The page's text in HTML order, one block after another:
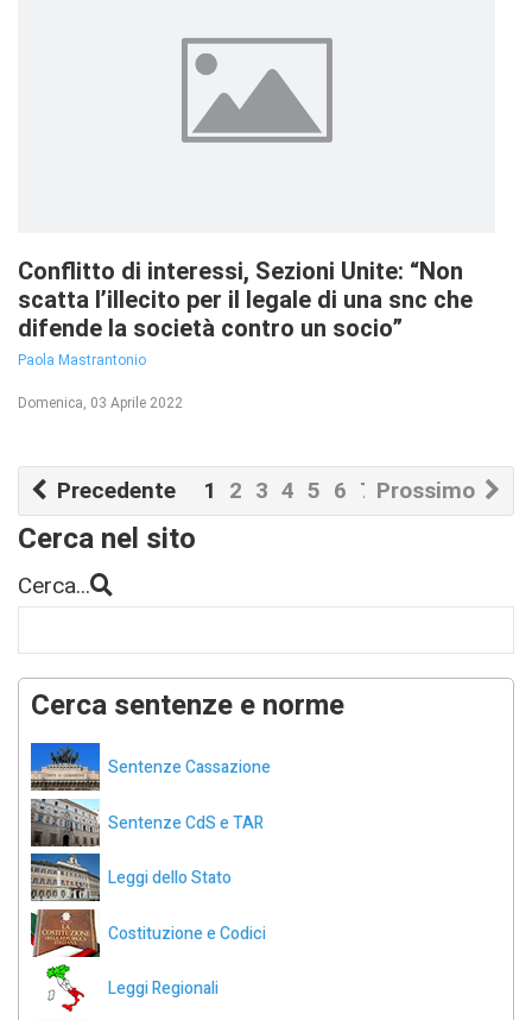
Conflitto di interessi, Sezioni Unite: “Non
scatta l’illecito per il legale di una snc che
difende la società contro un socio”
Paola Mastrantonio
Domenica, 03 Aprile 2022
Precedente Prossimo
1 2 3 4 5 6 7 8 9 10
Cerca nel sito
Cerca...
Cerca sentenze e norme
Sentenze Cassazione
Sentenze CdS e TAR
Leggi dello Stato
Costituzione e Codici
Leggi Regionali